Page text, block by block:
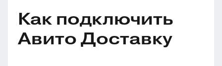
Как подключить
Авито Доставку